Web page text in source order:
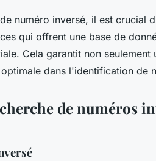
numéro inversé, il est crucial
qui offrent une base de
Cela garantit non seulement
dans l'identification de
de numéros